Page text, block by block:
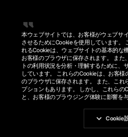
プライバシーポリ
利用規約
COOKIEポリシ
COOKIE設定
PUBG IS A REGISTERED TRADEMARK OR
本ウェブサイトでは、お客様がウェブサ
させるためにCookieを使用しています。
れるCookieは、ウェブサイトの基本的な
お客様のブラウザに保存されます。 また
トの利用状況を分析・理解するために、
しています。 これらのCookieは、お客
のブラウザに保存されます。 また、これ
プションもあります。 しかし、これらの
と、お客様のブラウジング体験に影響を
Cookie